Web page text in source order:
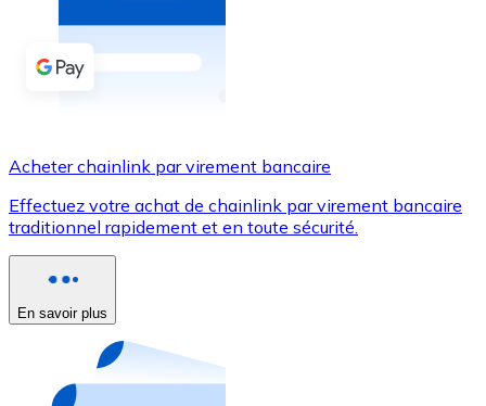
Acheter avec espèces
Virement SEPA
Utilisez les cartes Visa et Mastercard pour acheter
Acheter avec carte
Nouveau
Achetez des cartes-cadeaux de vos marques
Acheter chainlink par virement bancaire
Effectuez votre achat de chainlink par virement bancaire
traditionnel rapidement et en toute sécurité.
En savoir plus